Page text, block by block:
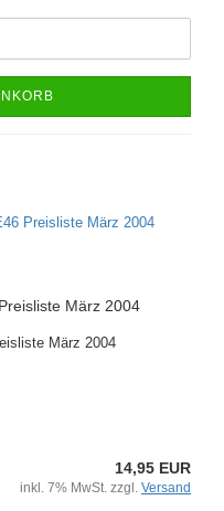
März 2004
März 2004
14,95 EUR
inkl. 7% MwSt. zzgl. Versand